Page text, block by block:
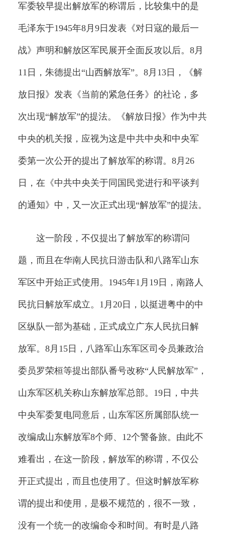
军委较早提出解放军的称谓后，比较集中的是
毛泽东于1945年8月9日发表《对日寇的最后一
战》声明和解放区军民展开全面反攻以后。8月
11日，朱德提出“山西解放军”。8月13日，《解
放日报》发表《当前的紧急任务》的社论，多
次出现“解放军”的提法。《解放日报》作为中共
中央的机关报，应视为这是中共中央和中央军
委第一次公开的提出了解放军的称谓。8月26
日，在《中共中央关于同国民党进行和平谈判
的通知》中，又一次正式出现“解放军”的提法。
这一阶段，不仅提出了解放军的称谓问
题，而且在华南人民抗日游击队和八路军山东
军区中开始正式使用。1945年1月19日，南路人
民抗日解放军成立。1月20日，以挺进粤中的中
区纵队一部为基础，正式成立广东人民抗日解
放军。8月15日，八路军山东军区司令员兼政治
委员罗荣桓等提出部队番号改称“人民解放军”，
山东军区机关称山东解放军总部。19日，中共
中央军委复电同意后，山东军区所属部队统一
改编成山东解放军8个师、12个警备旅。由此不
难看出，在这一阶段，解放军的称谓，不仅公
开正式提出，而且也使用了。但这时解放军称
谓的提出和使用，是极不规范的，很不一致，
没有一个统一的改编命令和时间。有时是八路